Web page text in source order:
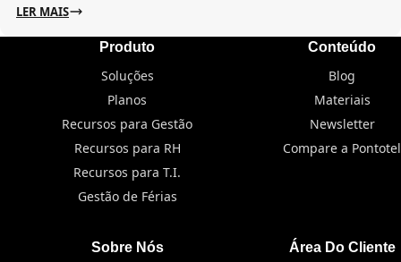
LER MAIS
Produto
Soluções
Planos
Recursos para Gestão
Recursos para RH
Recursos para T.I.
Gestão de Férias
Conteúdo
Blog
Materiais
Newsletter
Compare a Pontotel
Sobre Nós Área Do Cliente